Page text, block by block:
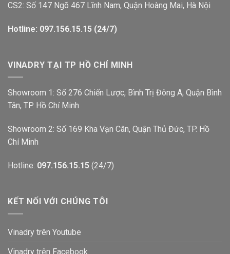
CS2: Số 147 Ngõ 467 Lĩnh Nam, Quận Hoàng Mai, Hà Nội
Hotline: 097.156.15.15 (24/7)
VINADRY TẠI TP HỒ CHÍ MINH
Showroom 1: Số 276 Chiến Lược, Bình Trị Đông A, Quận Bình
Tân, TP. Hồ Chí Minh
Showroom 2: Số 169 Kha Vạn Cân, Quận Thủ Đức, TP. Hồ
Chí Minh
Hotline: 097.156.15.15 (24/7)
KẾT NỐI VỚI CHÚNG TÔI
Vinadry trên Youtube
Vinadry trên Facebook